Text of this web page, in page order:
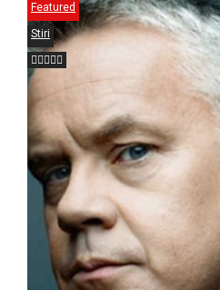
Featured
Stiri